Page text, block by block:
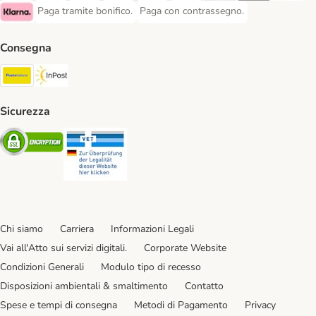
Klarna Payment Method
Paga tramite bonifico.
Paga tramite bonifico. Payment Method
Paga con contrassegno.
Paga con contrassegno. Payment
Consegna
Poste Italiane. Shipping Method
Sicurezza
Security
Chi siamo Carriera
Informazioni Legali
Vai all'Atto sui servizi digitali.
Corporate Website
Condizioni Generali
Modulo tipo di recesso
Disposizioni ambientali & smaltimento
Contatto
Spese e tempi di consegna
Metodi di Pagamento Privacy